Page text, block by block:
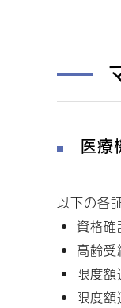
医療
以下の各
資格確
高齢受
限度額
限度額